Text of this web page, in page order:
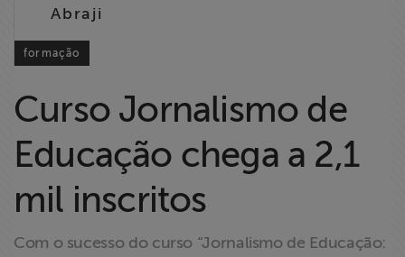
Liberdade de
Expressão
Projetos
Proteção Legal
e Litigância
Documentários
dos
Abraji
formação
Curso Jornalismo de
Educação chega a 2,1
mil inscritos
Com o sucesso do curso “Jornalismo de Educação: